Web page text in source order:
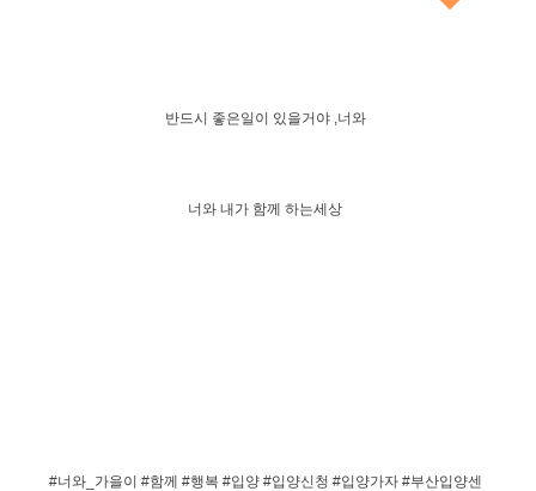
반드시 좋은일이 있을거야 ,너와
너와 내가 함께 하는세상
#너와_가을이 #함께 #행복 #입양 #입양신청 #입양가자 #부산입양센